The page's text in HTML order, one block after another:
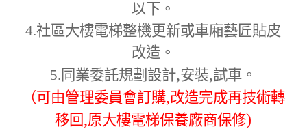
以下。
4.社區大樓電梯整機更新或車廂藝匠貼皮
改造。
5. 同業委託規劃設計,安裝,試車。
（可由管理委員會訂購,改造完成再技術轉
移回,原大樓電梯保養廠商保修)